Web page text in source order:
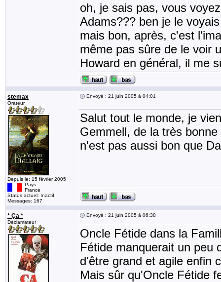
oh, je sais pas, vous
Adams??? ben je le
mais bon, après, c'est
même pas sûre de le voir
Howard en général, il me
stemax
Orateur
Depuis le: 15 février 2005
Pays:
France
Status actuel: Inactif
Messages: 167
Envoyé : 21 juin 2005 à 04:01
Salut tout le monde, je
Gemmell, de la très
n'est pas aussi bon que
* Ça *
Déclamateur
Envoyé : 21 juin 2005 à 06:38
Oncle Fétide dans la
Fétide manquerait un peu
d'être grand et agile enfin
Mais sûr qu'Oncle Fétide